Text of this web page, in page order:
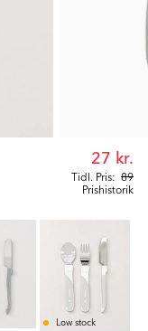
Tidl. Pris: 89
27 kr.
Prishistorik
Low stock